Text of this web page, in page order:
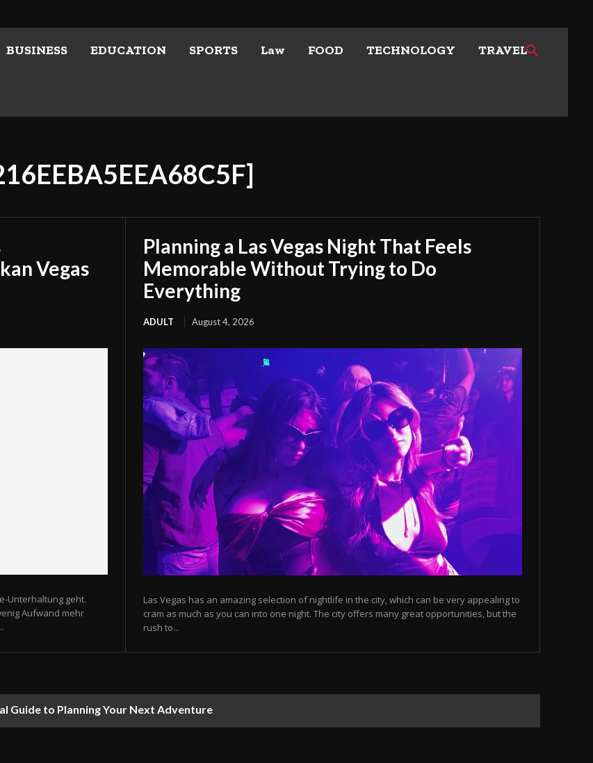
BUSINESS EDUCATION SPORTS Law FOOD TECHNOLOGY TRAVEL
Vegas
Unterhaltung geht.
Aufwand mehr
Planning a Las Vegas Night That Feels
Memorable Without Trying to Do
Everything
ADULT August 4, 2026
Las Vegas has an amazing selection of nightlife in the city, which can be very appealing to
cram as much as you can into one night. The city offers many great opportunities, but the
rush to...
Guide to Planning Your Next Adventure